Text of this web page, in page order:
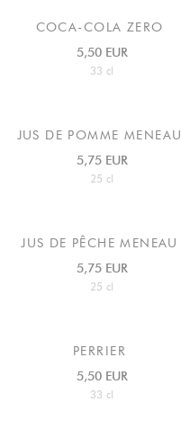
COCA-COLA ZERO
5,50 EUR
33 cl
JUS DE POMME MENEAU
5,75 EUR
25 cl
JUS DE PÊCHE MENEAU
5,75 EUR
25 cl
PERRIER
5,50 EUR
33 cl